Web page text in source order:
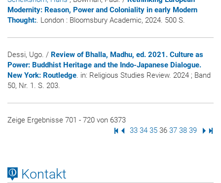
Modernity: Reason, Power and Coloniality in early Modern
Thought:. London : Bloomsbury Academic, 2024. 500 S.
Dessi, Ugo. / Review of Bhalla, Madhu, ed. 2021. Culture as
Power: Buddhist Heritage and the Indo-Japanese Dialogue.
New York: Routledge. in: Religious Studies Review. 2024 ; Band
50, Nr. 1. S. 203.
Zeige Ergebnisse 701 - 720 von 6373
Erste Seite
Vorige Seite
Seite
33 Seite
34 Seite
35 Seite
36 Seite
37 Seite
38 Seite
39
Kontakt